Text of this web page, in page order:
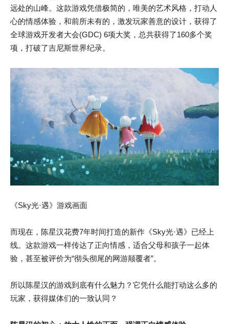
远处的山峰。这款游戏凭借极简的，唯美的艺术风格，打动人
心的情感体验，和前所未有的，激发玩家善意的设计，获得了
全球游戏开发者大会(GDC) 6项大奖，总共获得了160多个奖
项，打破了吉尼斯世界纪录。
《Sky光·遇》游戏画面
而现在，陈星汉花费7年时间打造的新作《Sky光·遇》已经上
线。这款游戏一样传达了正向情感，适合父母和孩子一起体
验，甚至被评价为“彻头彻尾的网游颠覆者”。
所以陈星汉的游戏到底有什么魅力？它凭什么能打动这么多的
玩家，获得媒体们的一致认同？